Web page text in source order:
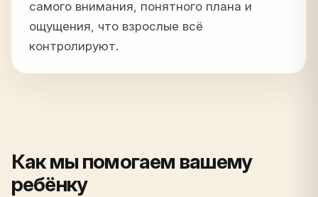
самого внимания, понятного плана и
ощущения, что взрослые всё
контролируют.
Как мы помогаем вашему
ребёнку